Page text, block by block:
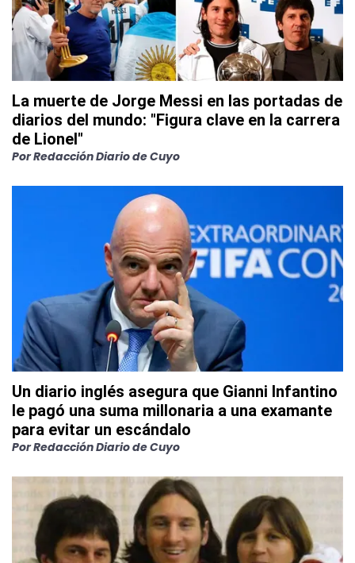
La muerte de Jorge Messi en las portadas de
diarios del mundo: "Figura clave en la carrera
de Lionel"
PorRedacción Diario de Cuyo
Un diario inglés asegura que Gianni Infantino
le pagó una suma millonaria a una examante
para evitar un escándalo
PorRedacción Diario de Cuyo